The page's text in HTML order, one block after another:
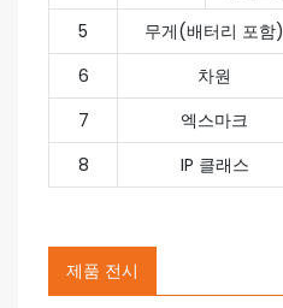
5
무게(배터리 포함)
6
차원
7
엑스마크
8
IP 클래스
제품 전시